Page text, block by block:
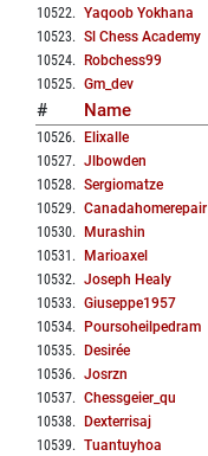
10522. Yaqoob Yokhana
10523. Sl Chess Academy
10524. Robchess99
10525. Gm_dev
# Name
10526. Elixalle
10527. Jlbowden
10528. Sergiomatze
10529. Canadahomerepair
10530. Murashin
10531 . Marioaxel
10532. Joseph Healy
10533. Giuseppe1957
10534. Poursoheilpedram
10535. Desirée
10536. Josrzn
10537. Chessgeier_qu
10538. Dexterrisaj
10539. Tuantuyhoa